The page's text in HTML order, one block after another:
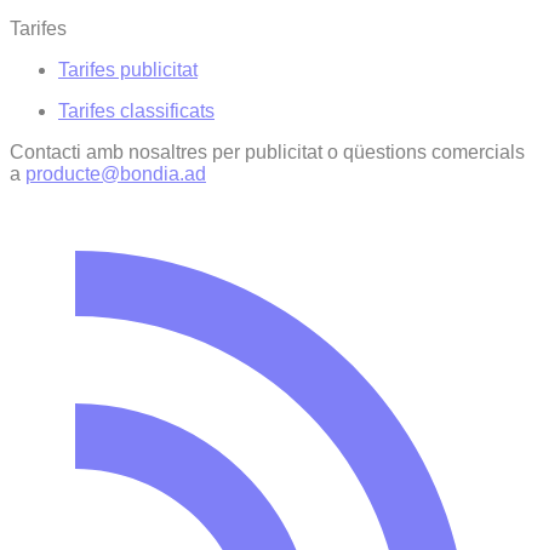
Tarifes
Tarifes publicitat
Tarifes classificats
Contacti amb nosaltres per publicitat o qüestions comercials
a producte@bondia.ad